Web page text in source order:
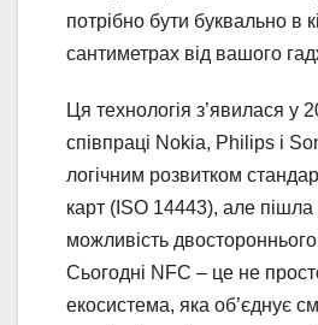
потрібно бути буквально в
сантиметрах від вашого
Ця технологія з’явилася у
співпраці Nokia, Philips і
логічним розвитком
карт (ISO 14443), але
можливість
Сьогодні NFC – це не
екосистема, яка об’єднує